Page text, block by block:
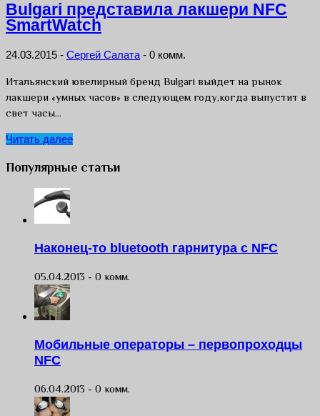
Bulgari представила лакшери NFC
SmartWatch
24.03.2015 - Сергей Салата - 0 комм.
Итальянский ювелирный бренд Bulgari выйдет на рынок
лакшери «умных часов» в следующем году,когда выпустит в
свет часы…
Читать далее
Популярные статьи
Наконец-то bluetooth гарнитура с NFC
05.04.2013 - 0 комм.
Мобильные операторы – первопроходцы
NFC
06.04.2013 - 0 комм.